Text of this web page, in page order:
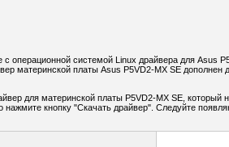
операционной системой Linux драйвера для Asus
материнской платы Asus P5VD2-MX SE
для материнской платы P5VD2-MX SE,
нажмите кнопку "Скачать драйвер". Следуйте